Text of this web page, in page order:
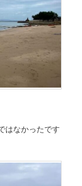
はなかったです